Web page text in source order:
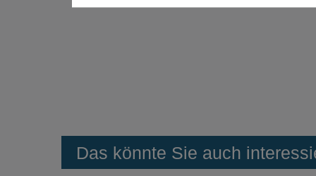
Das könnte Sie auch